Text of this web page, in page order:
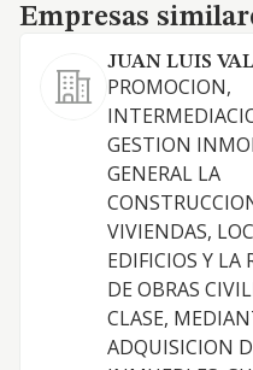
Empresas similares
Empresas
JUAN LUIS
PROMOCION,
GESTION
GENERAL LA
VIVIENDAS,
EDIFICIOS Y LA
DE OBRAS
CLASE,
ADQUISICION